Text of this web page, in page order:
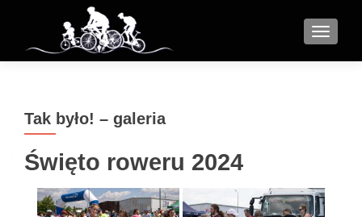
MENU
Tak było! – galeria
Święto roweru 2024